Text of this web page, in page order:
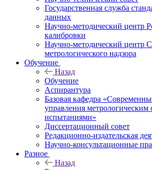
Государственная служба
данных
Научно-методический центр
калибровки
Научно-методический центр
метрологического надзора
Обучение
Назад
Обучение
Аспирантура
Базовая кафедра
управления метрологическим
испытаниями»
Диссертационный совет
Редакционно-издательская
Научно-консультационные
Разное
Назад